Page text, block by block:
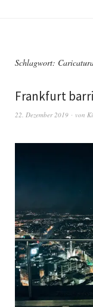
Schlagwort:
Frankfurt
22. Dezember 2019 von